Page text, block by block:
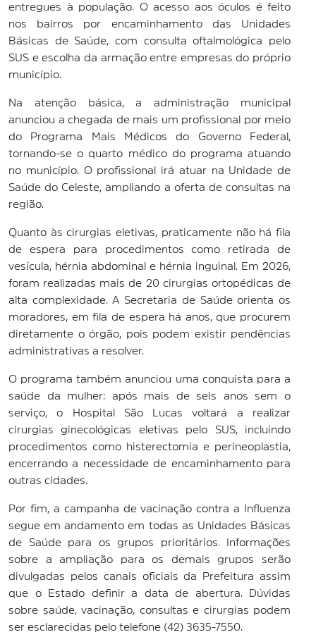
entregues à população. O acesso aos óculos é feito
nos bairros por encaminhamento das Unidades
Básicas de Saúde, com consulta oftalmológica pelo
SUS e escolha da armação entre empresas do próprio
município.
Na atenção básica, a administração municipal
anunciou a chegada de mais um profissional por meio
do Programa Mais Médicos do Governo Federal,
tornando-se o quarto médico do programa atuando
no município. O profissional irá atuar na Unidade de
Saúde do Celeste, ampliando a oferta de consultas na
região.
Quanto às cirurgias eletivas, praticamente não há fila
de espera para procedimentos como retirada de
vesícula, hérnia abdominal e hérnia inguinal. Em 2026,
foram realizadas mais de 20 cirurgias ortopédicas de
alta complexidade. A Secretaria de Saúde orienta os
moradores, em fila de espera há anos, que procurem
diretamente o órgão, pois podem existir pendências
administrativas a resolver.
O programa também anunciou uma conquista para a
saúde da mulher: após mais de seis anos sem o
serviço, o Hospital São Lucas voltará a realizar
cirurgias ginecológicas eletivas pelo SUS, incluindo
procedimentos como histerectomia e perineoplastia,
encerrando a necessidade de encaminhamento para
outras cidades.
Por fim, a campanha de vacinação contra a Influenza
segue em andamento em todas as Unidades Básicas
de Saúde para os grupos prioritários. Informações
sobre a ampliação para os demais grupos serão
divulgadas pelos canais oficiais da Prefeitura assim
que o Estado definir a data de abertura. Dúvidas
sobre saúde, vacinação, consultas e cirurgias podem
ser esclarecidas pelo telefone (42) 3635-7550.